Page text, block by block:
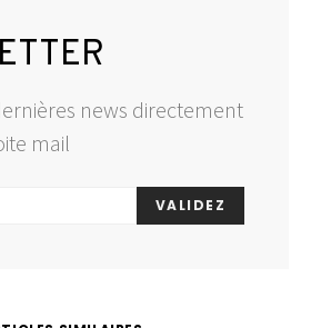
news directement
mail
VALIDEZ